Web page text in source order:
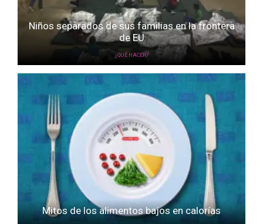
Niños separados de sus familias en la frontera
de EU
¿QUÉ HACER?
Mitos de los alimentos bajos en calorías